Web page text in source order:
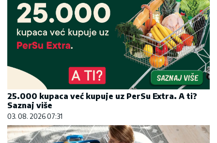
25.000 kupaca već kupuje uz PerSu Extra. A ti?
Saznaj više
03. 08. 2026 07:31